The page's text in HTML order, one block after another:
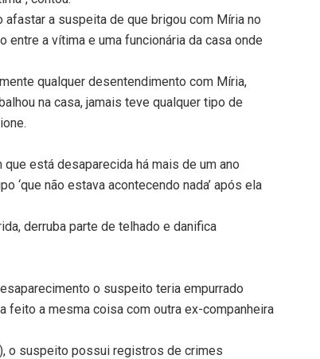
a suspeita de que brigou com Míria no
entre a vítima e uma funcionária da casa onde
qualquer desentendimento com Míria,
na casa, jamais teve qualquer tipo de
está desaparecida há mais de um ano
‘que não estava acontecendo nada’ após ela
derruba parte de telhado e danifica
o suspeito teria empurrado
feito a mesma coisa com outra ex-companheira
o suspeito possui registros de crimes